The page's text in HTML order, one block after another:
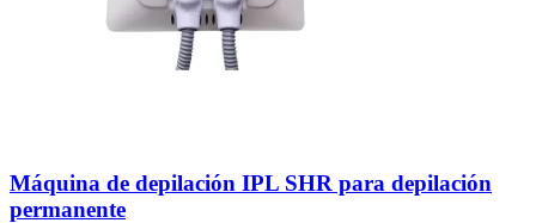
Máquina de depilación IPL SHR para depilación
permanente